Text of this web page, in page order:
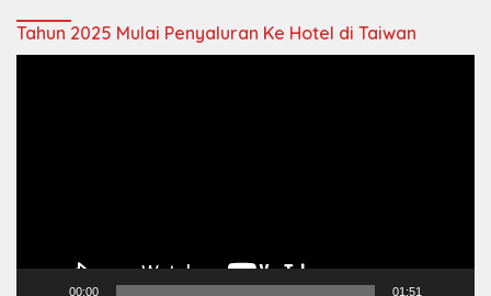
Tahun 2025 Mulai Penyaluran Ke Hotel di Taiwan
00:00 01:51